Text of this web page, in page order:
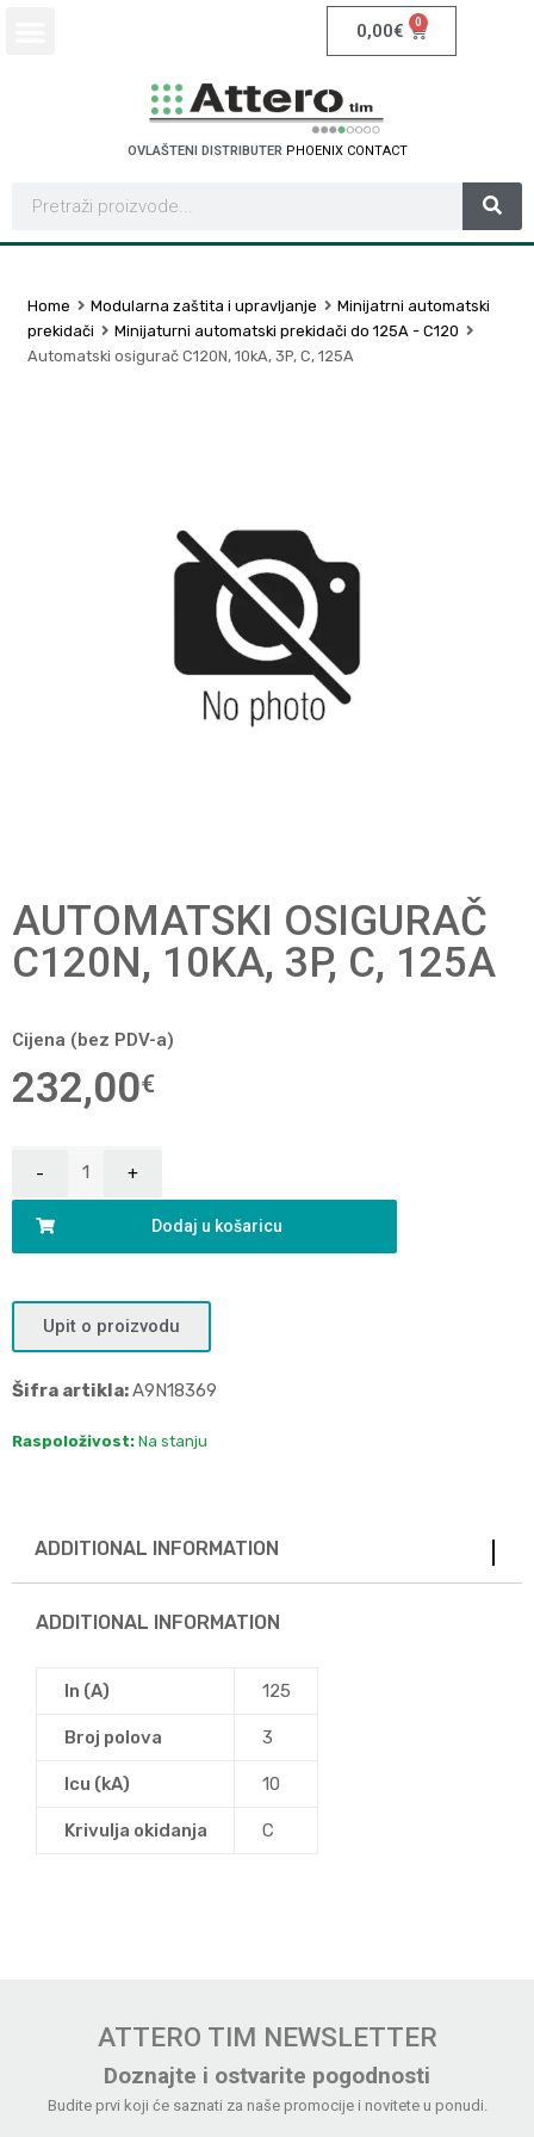
0,00€ 0
OVLAŠTENI DISTRIBUTER PHOENIX CONTACT
Home Modularna zaštita i upravljanje
Minijatrni automatski
prekidači
Minijaturni automatski prekidači do 125A - C120
Automatski osigurač C120N, 10kA, 3P, C, 125A
AUTOMATSKI OSIGURAČ
C120N, 10KA, 3P, C, 125A
Cijena (bez PDV-a)
232,00€
Dodaj u košaricu
Upit o proizvodu
Šifra artikla:A9N18369
Raspoloživost: Na stanju
ADDITIONAL INFORMATION
ADDITIONAL INFORMATION
In (A) 125
Broj polova 3
Icu (kA) 10
Krivulja okidanja C
ATTERO TIM NEWSLETTER
Doznajte i ostvarite pogodnosti
Budite prvi koji će saznati za naše promocije i novitete u ponudi.